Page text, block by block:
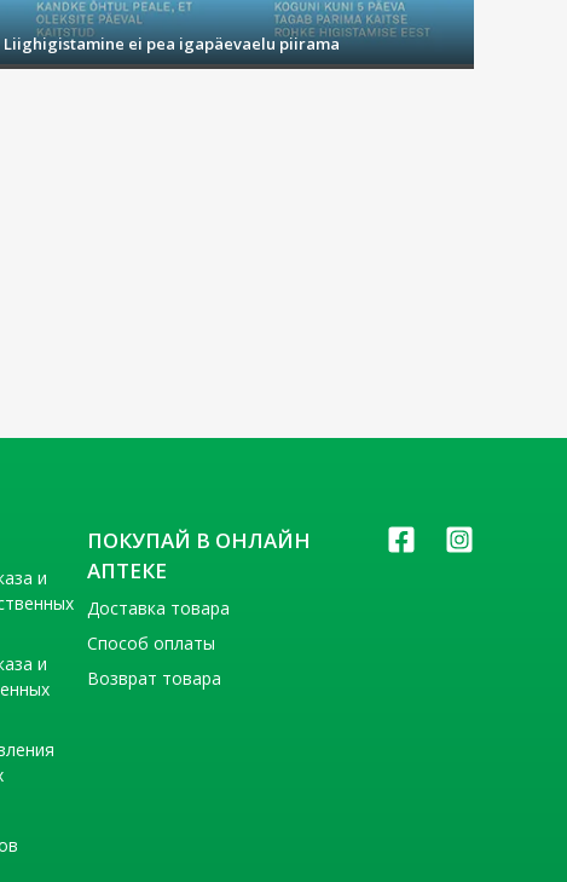
Liighigistamine ei pea igapäevaelu piirama
и
и
ПОКУПАЙ В ОНЛАЙН
АПТЕКЕ
Доставка товара
Способ оплаты
Возврат товара